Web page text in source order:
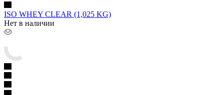
ISO WHEY CLEAR (1,025 KG)
Нет в наличии